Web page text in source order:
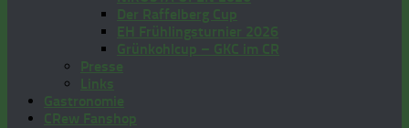
Der Raffelberg Cup
EH Frühlingsturnier 2026
Grünkohlcup – GKC im CR
Presse
Links
Gastronomie
CRew Fanshop